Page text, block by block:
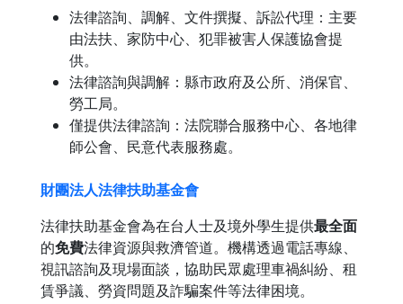
法律諮詢、調解、文件撰擬、訴訟代理：主要
由法扶、家防中心、犯罪被害人保護協會提
供。
法律諮詢與調解：縣市政府及公所、消保官、
勞工局。
僅提供法律諮詢：法院聯合服務中心、各地律
師公會、民意代表服務處。
財團法人法律扶助基金會
法律扶助基金會為在台人士及境外學生提供最全面
的免費法律資源與救濟管道。機構透過電話專線、
視訊諮詢及現場面談，協助民眾處理車禍糾紛、租
賃爭議、勞資問題及詐騙案件等法律困境。